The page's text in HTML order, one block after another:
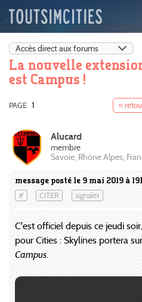
La nouvelle
est Campus !
«
PAGE 1
message posté le 9 mai 2019 à
# CITER signaler
Alucard
membre
Savoie, Rhône Alpes,
C'est officiel depuis ce jeudi
pour Cities : Skylines portera
Campus.